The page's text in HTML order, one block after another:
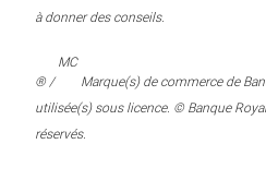
à donner des conseils.
® /
MC
Marque(s) de commerce de
utilisée(s) sous licence. © Banque
réservés.